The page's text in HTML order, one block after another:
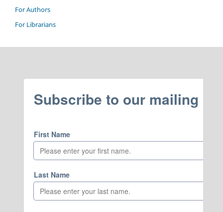
For Authors
For Librarians